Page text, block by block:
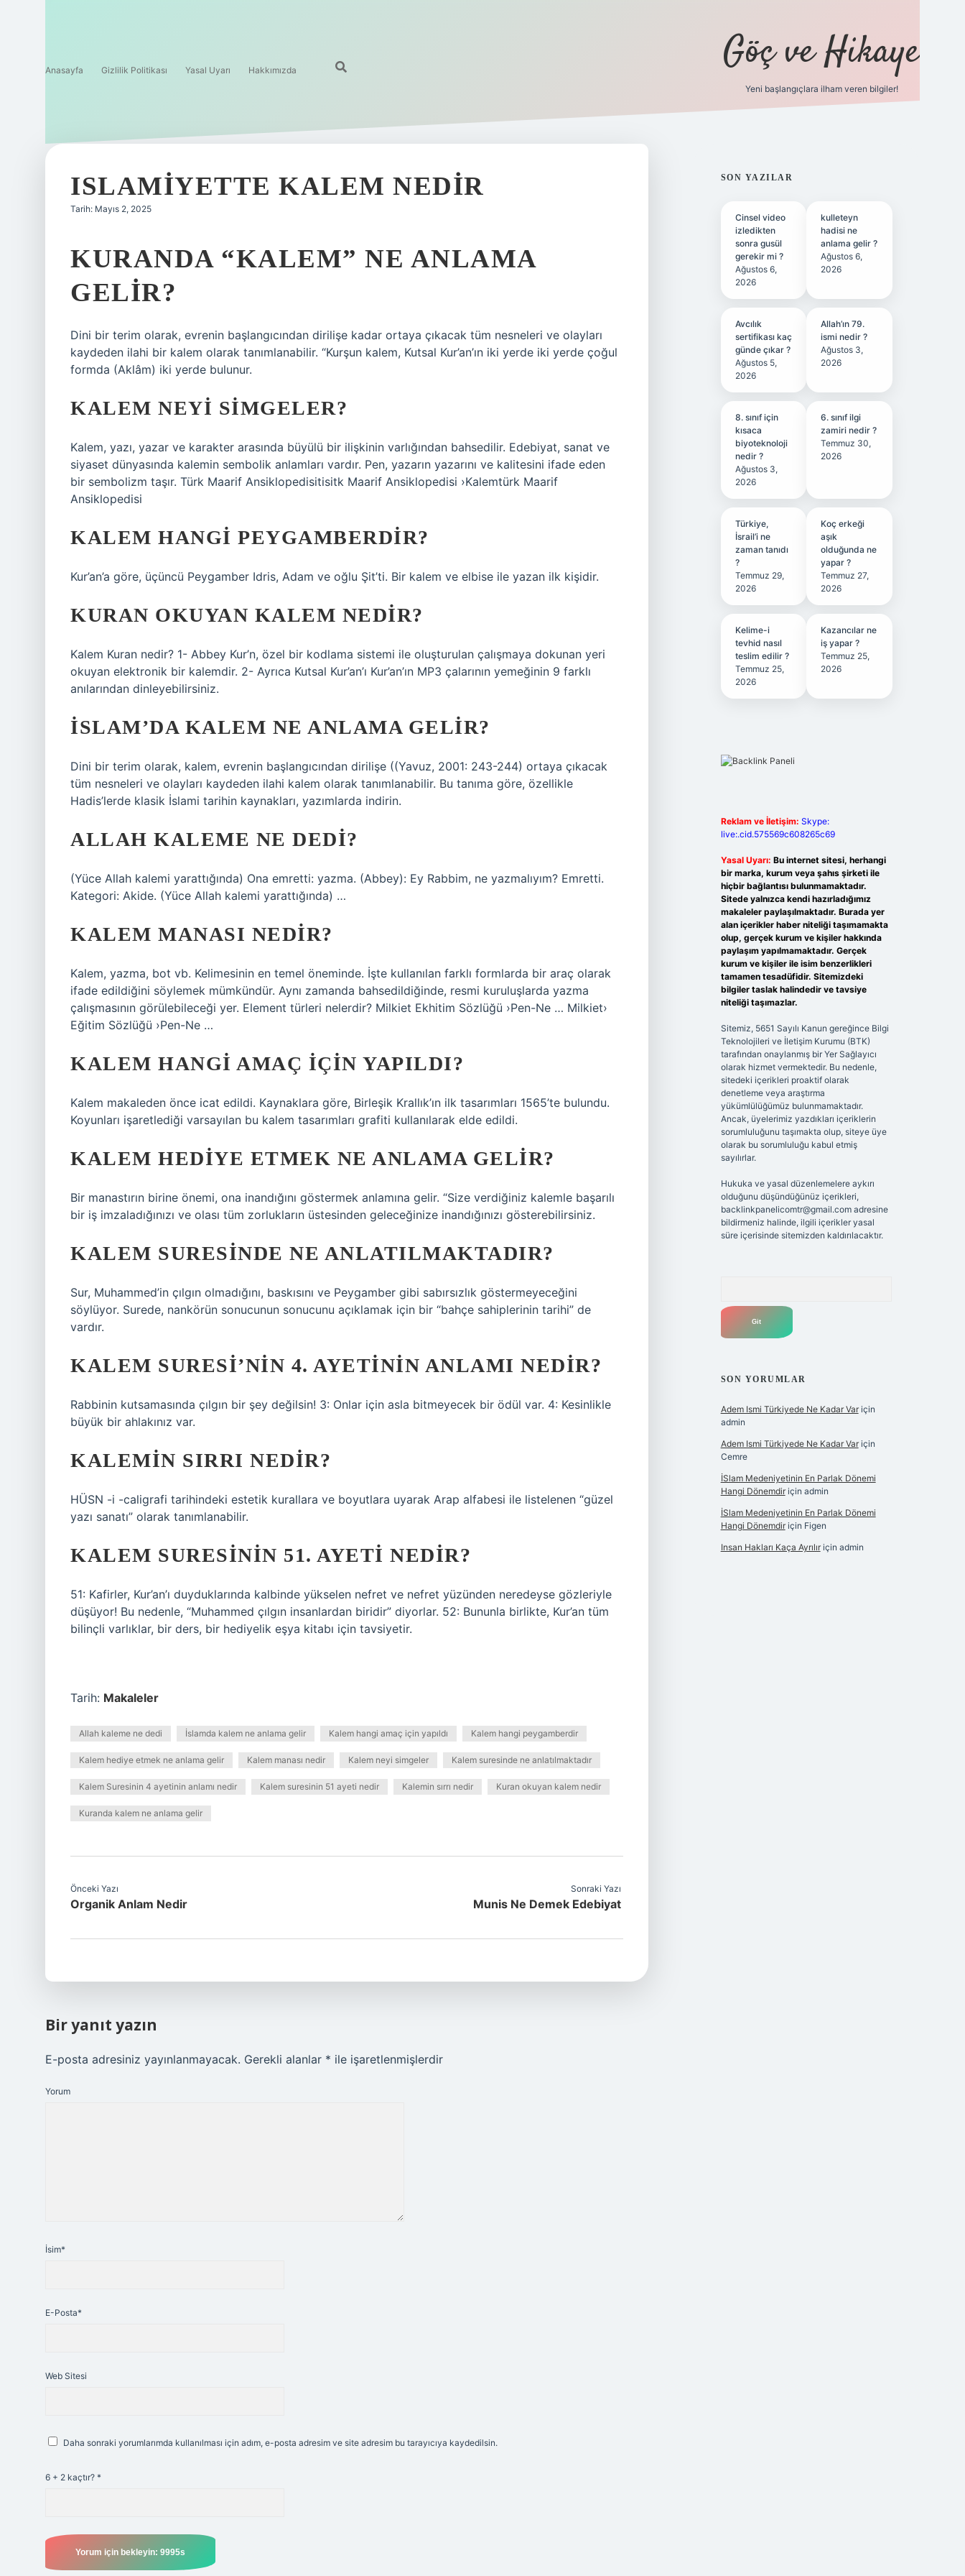
Anasayfa Gizlilik Politikası Yasal Uyarı Hakkımızda Göç ve Hikaye
Yeni başlangıçlara ilham veren bilgiler!
ISLAMIYETTE KALEM NEDIR
Tarih: Mayıs 2, 2025
KURANDA “KALEM” NE ANLAMA
GELIR?
Dini bir terim olarak, evrenin başlangıcından dirilişe kadar ortaya çıkacak tüm nesneleri ve olayları
kaydeden ilahi bir kalem olarak tanımlanabilir. “Kurşun kalem, Kutsal Kur’an’ın iki yerde iki yerde çoğul
formda (Aklâm) iki yerde bulunur.
KALEM NEYI SIMGELER?
Kalem, yazı, yazar ve karakter arasında büyülü bir ilişkinin varlığından bahsedilir. Edebiyat, sanat ve
siyaset dünyasında kalemin sembolik anlamları vardır. Pen, yazarın yazarını ve kalitesini ifade eden
bir sembolizm taşır. Türk Maarif Ansiklopedisitisitk Maarif Ansiklopedisi ›Kalemtürk Maarif
Ansiklopedisi
KALEM HANGI PEYGAMBERDIR?
Kur’an’a göre, üçüncü Peygamber Idris, Adam ve oğlu Şit’ti. Bir kalem ve elbise ile yazan ilk kişidir.
KURAN OKUYAN KALEM NEDIR?
Kalem Kuran nedir? 1- Abbey Kur’n, özel bir kodlama sistemi ile oluşturulan çalışmaya dokunan yeri
okuyan elektronik bir kalemdir. 2- Ayrıca Kutsal Kur’an’ı Kur’an’ın MP3 çalarının yemeğinin 9 farklı
anılarından dinleyebilirsiniz.
İSLAM’DA KALEM NE ANLAMA GELIR?
Dini bir terim olarak, kalem, evrenin başlangıcından dirilişe ((Yavuz, 2001: 243-244) ortaya çıkacak
tüm nesneleri ve olayları kaydeden ilahi kalem olarak tanımlanabilir. Bu tanıma göre, özellikle
Hadis’lerde klasik İslami tarihin kaynakları, yazımlarda indirin.
ALLAH KALEME NE DEDI?
(Yüce Allah kalemi yarattığında) Ona emretti: yazma. (Abbey): Ey Rabbim, ne yazmalıyım? Emretti.
Kategori: Akide. (Yüce Allah kalemi yarattığında) …
KALEM MANASI NEDIR?
Kalem, yazma, bot vb. Kelimesinin en temel öneminde. İşte kullanılan farklı formlarda bir araç olarak
ifade edildiğini söylemek mümkündür. Aynı zamanda bahsedildiğinde, resmi kuruluşlarda yazma
çalışmasının görülebileceği yer. Element türleri nelerdir? Milkiet Ekhitim Sözlüğü ›Pen-Ne … Milkiet›
Eğitim Sözlüğü ›Pen-Ne …
KALEM HANGI AMAÇ IÇIN YAPILDI?
Kalem makaleden önce icat edildi. Kaynaklara göre, Birleşik Krallık’ın ilk tasarımları 1565’te bulundu.
Koyunları işaretlediği varsayılan bu kalem tasarımları grafiti kullanılarak elde edildi.
KALEM HEDIYE ETMEK NE ANLAMA GELIR?
Bir manastırın birine önemi, ona inandığını göstermek anlamına gelir. “Size verdiğiniz kalemle başarılı
bir iş imzaladığınızı ve olası tüm zorlukların üstesinden geleceğinize inandığınızı gösterebilirsiniz.
KALEM SURESINDE NE ANLATILMAKTADIR?
Sur, Muhammed’in çılgın olmadığını, baskısını ve Peygamber gibi sabırsızlık göstermeyeceğini
söylüyor. Surede, nankörün sonucunun sonucunu açıklamak için bir “bahçe sahiplerinin tarihi” de
vardır.
KALEM SURESI’NIN 4. AYETININ ANLAMI NEDIR?
Rabbinin kutsamasında çılgın bir şey değilsin! 3: Onlar için asla bitmeyecek bir ödül var. 4: Kesinlikle
büyük bir ahlakınız var.
KALEMIN SIRRI NEDIR?
HÜSN -i -caligrafi tarihindeki estetik kurallara ve boyutlara uyarak Arap alfabesi ile listelenen “güzel
yazı sanatı” olarak tanımlanabilir.
KALEM SURESININ 51. AYETI NEDIR?
51: Kafirler, Kur’an’ı duyduklarında kalbinde yükselen nefret ve nefret yüzünden neredeyse gözleriyle
düşüyor! Bu nedenle, “Muhammed çılgın insanlardan biridir” diyorlar. 52: Bununla birlikte, Kur’an tüm
bilinçli varlıklar, bir ders, bir hediyelik eşya kitabı için tavsiyetir.
Tarih: Makaleler
Allah kaleme ne dedi İslamda kalem ne anlama gelir Kalem hangi amaç için yapıldı Kalem hangi peygamberdir
Kalem hediye etmek ne anlama gelir Kalem manası nedir Kalem neyi simgeler Kalem suresinde ne anlatılmaktadır
Kalem Suresinin 4 ayetinin anlamı nedir Kalem suresinin 51 ayeti nedir Kalemin sırrı nedir Kuran okuyan kalem nedir
Kuranda kalem ne anlama gelir
Önceki Yazı
Organik Anlam Nedir
Sonraki Yazı
Munis Ne Demek Edebiyat
Bir yanıt yazın
E-posta adresiniz yayınlanmayacak. Gerekli alanlar * ile işaretlenmişlerdir
Yorum
İsim*
E-Posta*
Web Sitesi
Daha sonraki yorumlarımda kullanılması için adım, e-posta adresim ve site adresim bu tarayıcıya kaydedilsin.
6 + 2 kaçtır? *
SIDEBAR
SON YAZILAR
Cinsel video
izledikten
sonra gusül
gerekir mi ?
Ağustos 6,
2026
kulleteyn
hadisi ne
anlama gelir ?
Ağustos 6,
2026
Avcılık
sertifikası kaç
günde çıkar ?
Ağustos 5,
2026
Allah’ın 79.
ismi nedir ?
Ağustos 3,
2026
8. sınıf için
kısaca
biyoteknoloji
nedir ?
Ağustos 3,
2026
6. sınıf ilgi
zamiri nedir ?
Temmuz 30,
2026
Türkiye,
İsrail’i ne
zaman tanıdı
?
Temmuz 29,
2026
Koç erkeği
aşık
olduğunda ne
yapar ?
Temmuz 27,
2026
Kelime-i
tevhid nasıl
teslim edilir ?
Temmuz 25,
2026
Kazancılar ne
iş yapar ?
Temmuz 25,
2026
Reklam ve İletişim: Skype:
live:.cid.575569c608265c69
Yasal Uyarı: Bu internet sitesi, herhangi
bir marka, kurum veya şahıs şirketi ile
hiçbir bağlantısı bulunmamaktadır.
Sitede yalnızca kendi hazırladığımız
makaleler paylaşılmaktadır. Burada yer
alan içerikler haber niteliği taşımamakta
olup, gerçek kurum ve kişiler hakkında
paylaşım yapılmamaktadır. Gerçek
kurum ve kişiler ile isim benzerlikleri
tamamen tesadüfidir. Sitemizdeki
bilgiler taslak halindedir ve tavsiye
niteliği taşımazlar.
Sitemiz, 5651 Sayılı Kanun gereğince Bilgi
Teknolojileri ve İletişim Kurumu (BTK)
tarafından onaylanmış bir Yer Sağlayıcı
olarak hizmet vermektedir. Bu nedenle,
sitedeki içerikleri proaktif olarak
denetleme veya araştırma
yükümlülüğümüz bulunmamaktadır.
Ancak, üyelerimiz yazdıkları içeriklerin
sorumluluğunu taşımakta olup, siteye üye
olarak bu sorumluluğu kabul etmiş
sayılırlar.
Hukuka ve yasal düzenlemelere aykırı
olduğunu düşündüğünüz içerikleri,
backlinkpanelicomtr@gmail.comadresine
bildirmeniz halinde, ilgili içerikler yasal
süre içerisinde sitemizden kaldırılacaktır.
SON YORUMLAR
Adem Ismi Türkiyede Ne Kadar Variçin
admin
Adem Ismi Türkiyede Ne Kadar Variçin
Cemre
İSlam Medeniyetinin En Parlak Dönemi
Hangi Dönemdiriçin admin
İSlam Medeniyetinin En Parlak Dönemi
Hangi Dönemdiriçin Figen
Insan Hakları Kaça Ayrılıriçin admin